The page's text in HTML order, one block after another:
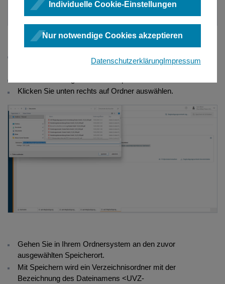
Individuelle Cookie-Einstellungen
Nur notwendige Cookies akzeptieren
DatenschutzerklärungImpressum
Beglaubigungsvermerk herunterladen
sich der Dialog zum systemseitigen lokalen Speichern.
Klicken Sie unten rechts auf Ordner auswählen.
Gehen Sie in Ihrem Ordnersystem an den zuvor
ausgewählten Speicherort.
Mit Speichern wird ein Verzeichnisordner mit der
Bezeichnung des Dateinamens <UVZ-